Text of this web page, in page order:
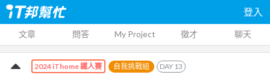
登入
文章 問答 My Project 徵才 聊天
2024 iThome 鐵人賽 自我挑戰組 DAY 13